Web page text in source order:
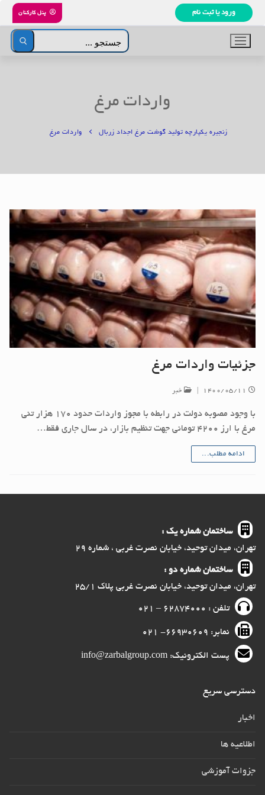
پرش
محتوا
ورود یا ثبت نام پنل کارکنان
جستجو
برای:
واردات مرغ
زنجیره یکپارچه تولید گوشت مرغ اجداد زربال واردات مرغ
جزئیات واردات مرغ
۱۴۰۰/۰۵/۱۱ خبر
با وجود مصوبه دولت در رابطه با مجوز واردات حدود ۱۷۰ هزار تنی
مرغ با ارز ۴۲۰۰ تومانی جهت تنظیم بازار، در سال جاری فقط…
ادامه مطلب...
ساختمان شماره یک :
تهران، میدان توحید، خیابان نصرت غربی ، شماره ۲۹
ساختمان شماره دو :
تهران، میدان توحید، خیابان نصرت غربی پلاک ۲۵/۱
تلفن : ۶۲۸۷۴۰۰۰ – ۰۲۱
نمابر: ۶۶۹۳۰۶۰۹- ۰۲۱
پست الکترونیک: info@zarbalgroup.com
دسترسی سریع
اخبار
اطلاعیه ها
جزوات آموزشی